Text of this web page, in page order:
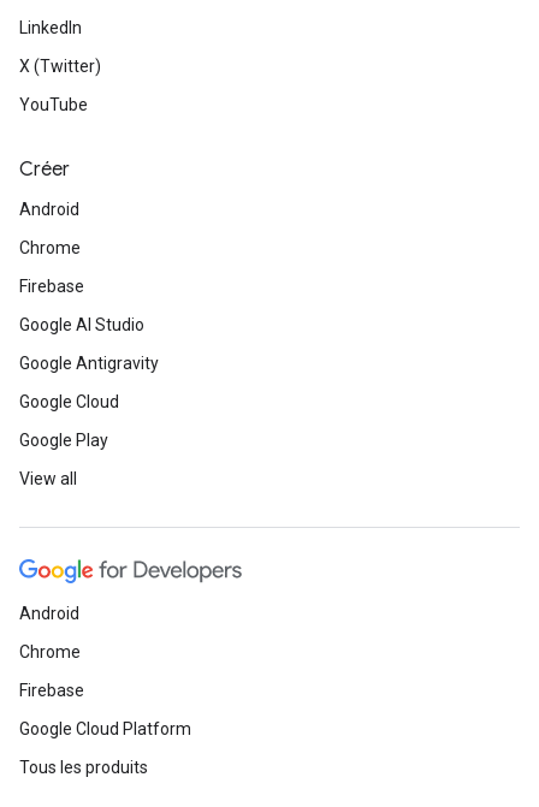
LinkedIn
X (Twitter)
YouTube
Créer
Android
Chrome
Firebase
Google AI Studio
Google Antigravity
Google Cloud
Google Play
View all
Android
Chrome
Firebase
Google Cloud Platform
Tous les produits